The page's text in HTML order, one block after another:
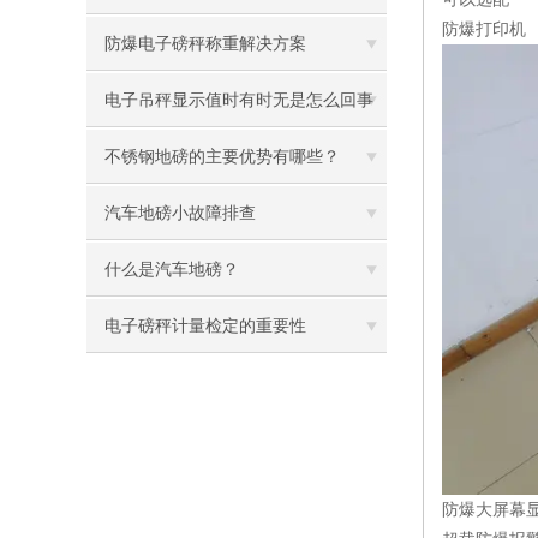
题及处理方案
防爆电子磅秤称重解决方案
电子吊秤显示值时有时无是怎么回事
呢
不锈钢地磅的主要优势有哪些？
汽车地磅小故障排查
什么是汽车地磅？
电子磅秤计量检定的重要性
防爆打印机
防爆大屏幕